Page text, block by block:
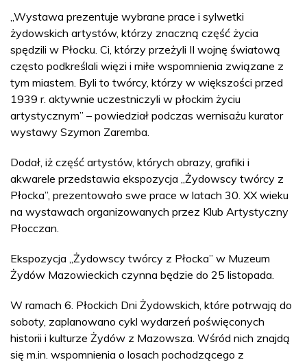
„Wystawa prezentuje wybrane prace i sylwetki
żydowskich artystów, którzy znaczną część życia
spędzili w Płocku. Ci, którzy przeżyli II wojnę światową
często podkreślali więzi i miłe wspomnienia związane z
tym miastem. Byli to twórcy, którzy w większości przed
1939 r. aktywnie uczestniczyli w płockim życiu
artystycznym” – powiedział podczas wernisażu kurator
wystawy Szymon Zaremba.
Dodał, iż część artystów, których obrazy, grafiki i
akwarele przedstawia ekspozycja „Żydowscy twórcy z
Płocka”, prezentowało swe prace w latach 30. XX wieku
na wystawach organizowanych przez Klub Artystyczny
Płocczan.
Ekspozycja „Żydowscy twórcy z Płocka” w Muzeum
Żydów Mazowieckich czynna będzie do 25 listopada.
W ramach 6. Płockich Dni Żydowskich, które potrwają do
soboty, zaplanowano cykl wydarzeń poświęconych
historii i kulturze Żydów z Mazowsza. Wśród nich znajdą
się m.in. wspomnienia o losach pochodzącego z